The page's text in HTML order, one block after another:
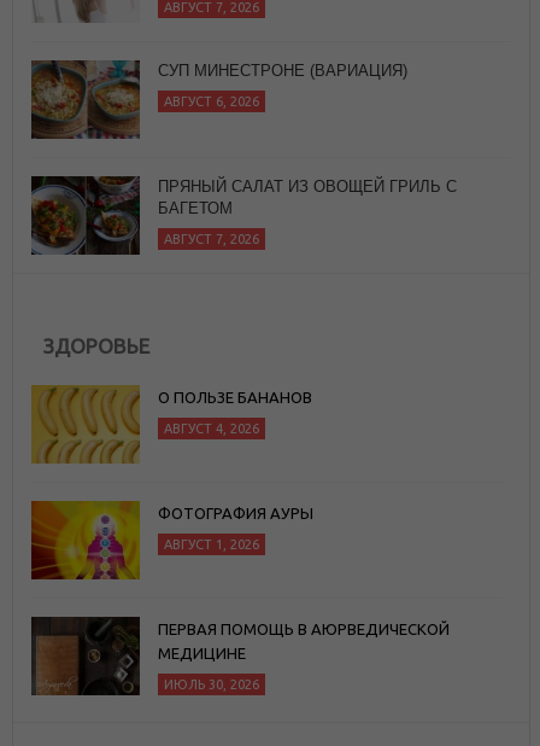
ПРЯНЫЙ САЛАТ ИЗ ОВОЩЕЙ ГРИЛЬ С
БАГЕТОМ
ЗДОРОВЬЕ
О ПОЛЬЗЕ БАНАНОВ
АВГУСТ 4, 2026
ФОТОГРАФИЯ АУРЫ
АВГУСТ 1, 2026
ПЕРВАЯ ПОМОЩЬ В АЮРВЕДИЧЕСКОЙ
МЕДИЦИНЕ
ИЮЛЬ 30, 2026